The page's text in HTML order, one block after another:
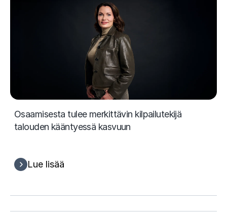
Osaamisesta tulee merkittävin kilpailutekijä
talouden kääntyessä kasvuun
Lue lisää